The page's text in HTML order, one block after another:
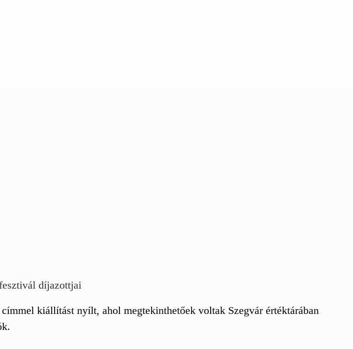
díjazottjai
kiállítást nyílt, ahol megtekinthetőek voltak Szegvár értéktárában